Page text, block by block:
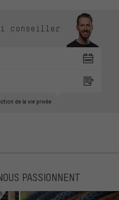
conseiller
de la vie privée
PASSIONNENT